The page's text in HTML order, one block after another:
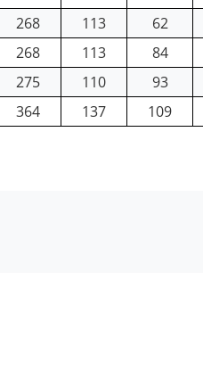
268 113 62
268 113 84
275 110 93
364 137 109